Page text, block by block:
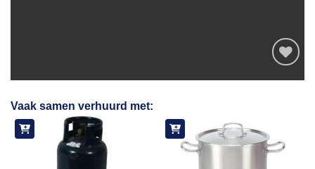
verlanglijst
Vaak samen verhuurd met: